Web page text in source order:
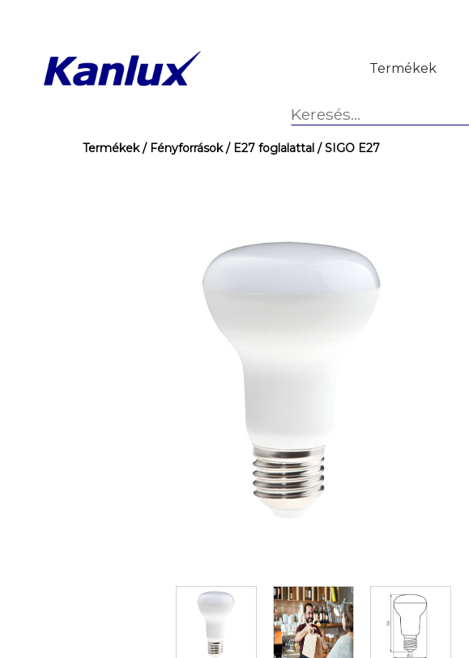
Termékek
Termékek/ Fényforrások/ E27 foglalattal / SIGO E27